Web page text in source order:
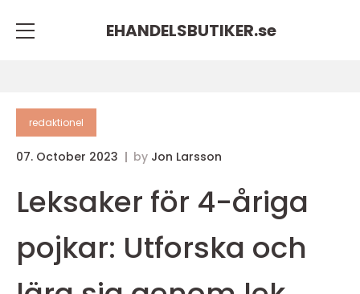
EHANDELSBUTIKER.se
redaktionel
07. October 2023 by Jon Larsson
Leksaker för 4-åriga
pojkar: Utforska och